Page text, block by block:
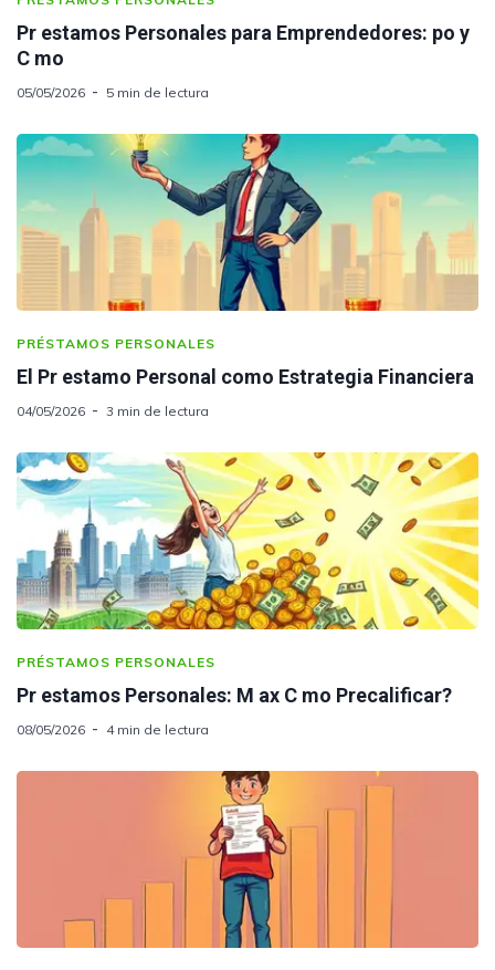
Pr estamos Personales para Emprendedores: po y
C mo
05/05/2026 5 min de lectura
PRÉSTAMOS PERSONALES
El Pr estamo Personal como Estrategia Financiera
04/05/2026 3 min de lectura
PRÉSTAMOS PERSONALES
Pr estamos Personales: M ax C mo Precalificar?
08/05/2026 4 min de lectura